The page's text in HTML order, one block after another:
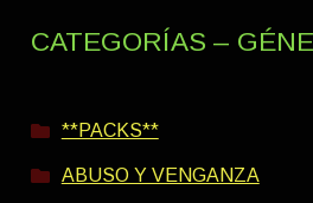
CATEGORÍAS –
**PACKS**
ABUSO Y VENGANZA